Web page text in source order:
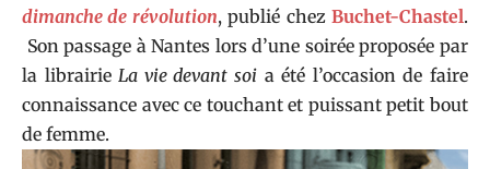
dimanche de révolution, publié chezBuchet-Chastel.
Son passage à Nantes lors d’une soirée proposée par
la librairieLa vie devant soi a été l’occasion de faire
connaissance avec ce touchant et puissant petit bout
de femme.